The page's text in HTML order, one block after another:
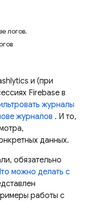
логов.
и (при
Firebase в
журналы
журналов . И то,
данных.
обязательно
можно делать с
работы с